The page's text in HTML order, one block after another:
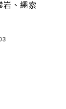
岩、繩索